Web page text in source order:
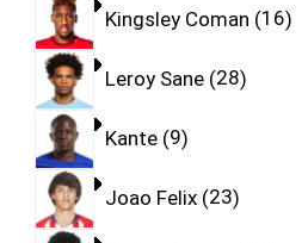
Kingsley Coman 16
Leroy Sane 28
Kante 9
Joao Felix 23